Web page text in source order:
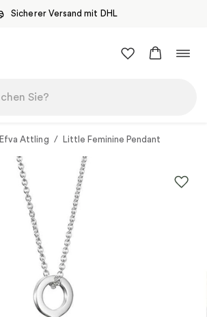
Sicherer Versand mit DHL
Efva Attling / Little Feminine Pendant